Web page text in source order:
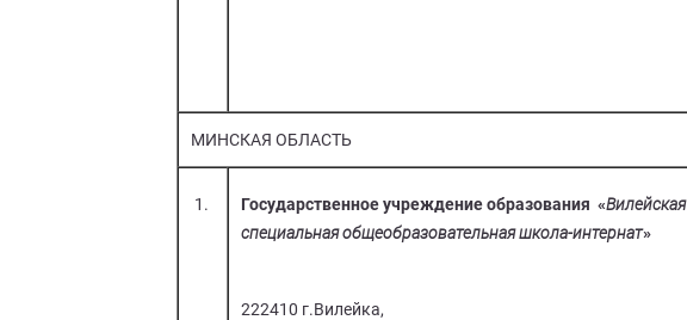
МИНСКАЯ ОБЛАСТЬ
1. Государственное учреждение образования «Вилейская
специальная общеобразовательная школа-интернат»
222410 г.Вилейка,